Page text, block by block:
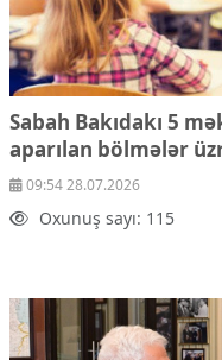
Sabah Bakıdakı 5
aparılan bölmələr
09:54 28.07.2026
Oxunuş sayı: 115